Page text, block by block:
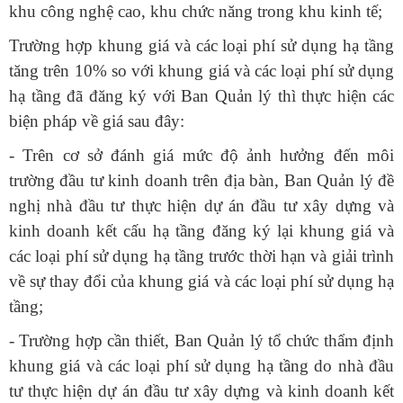
khu công nghệ cao, khu chức năng trong khu kinh tế;
Trường hợp khung giá và các loại phí sử dụng hạ tầng
tăng trên 10% so với khung giá và các loại phí sử dụng
hạ tầng đã đăng ký với Ban Quản lý thì thực hiện các
biện pháp về giá sau đây:
- Trên cơ sở đánh giá mức độ ảnh hưởng đến môi
trường đầu tư kinh doanh trên địa bàn, Ban Quản lý đề
nghị nhà đầu tư thực hiện dự án đầu tư xây dựng và
kinh doanh kết cấu hạ tầng đăng ký lại khung giá và
các loại phí sử dụng hạ tầng trước thời hạn và giải trình
về sự thay đổi của khung giá và các loại phí sử dụng hạ
tầng;
- Trường hợp cần thiết, Ban Quản lý tổ chức thẩm định
khung giá và các loại phí sử dụng hạ tầng do nhà đầu
tư thực hiện dự án đầu tư xây dựng và kinh doanh kết